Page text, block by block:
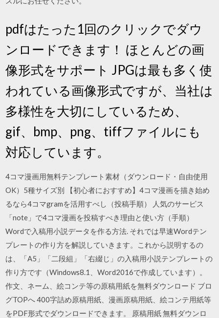
pdfはたった1回のクリックでダウ
ンロードできます！ ほとんどの画
像形式をサポート JPGは最も多く使
われている画像形式ですが、当社は
多様性を大切にしているため、
gif、bmp、png、tiffファイルにも
対応しています。
4コマ漫画用無料テンプレート素材（ダウンロード・自由使用
OK）5種サイズ別 【初心者におすすめ】4コマ漫画を描き始め
るなら4コマgramを活用すべし（投稿手順） 人気のサービス
「note」で4コマ漫画を投稿すべき理由と使い方（手順）
Wordで入稿用小説データを作る方法. それでは早速Wordテン
プレートの作り方を解説していきます。これから説明するの
は、「A5」「二段組」「右綴じ」の入稿用小説テンプレートの
作り方です（Windows8.1、Word2016で作成しています）。
作文、ネーム、絵コンテ等の原稿用紙を無料ダウンロード ブロ
グTOPへ 400字詰め原稿用紙、漫画原稿用紙、絵コンテ用紙等
をPDF形式でダウンロードできます。 原稿用紙 無料ダウンロ